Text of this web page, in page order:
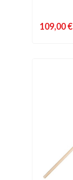
109,00 €